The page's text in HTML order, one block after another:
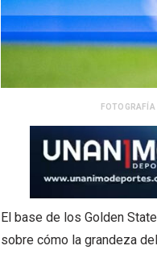
El base de los Golden
sobre cómo la grandeza